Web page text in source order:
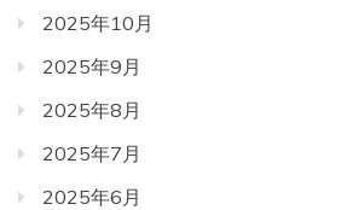
2025年10月
2025年9月
2025年8月
2025年7月
2025年6月